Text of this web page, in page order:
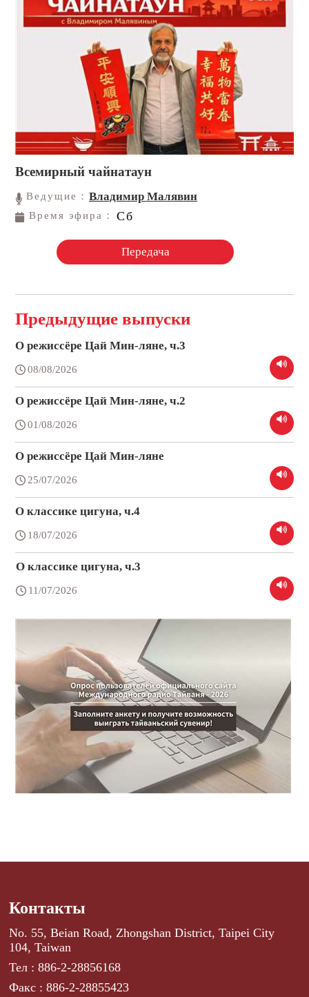
Всемирный чайнатаун
Ведущие：Владимир Малявин
Время эфира： Сб
Передача
Предыдущие выпуски
О режиссёре Цай Мин-ляне, ч.3
08/08/2026
О режиссёре Цай Мин-ляне, ч.2
01/08/2026
О режиссёре Цай Мин-ляне
25/07/2026
О классике цигуна, ч.4
18/07/2026
О классике цигуна, ч.3
11/07/2026
Контакты
No. 55, Beian Road, Zhongshan District, Taipei City
104, Taiwan
Тел : 886-2-28856168
Факс : 886-2-28855423